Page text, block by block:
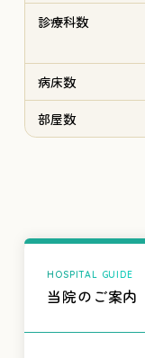
診療科数
病床数
部屋数
当院のご案内